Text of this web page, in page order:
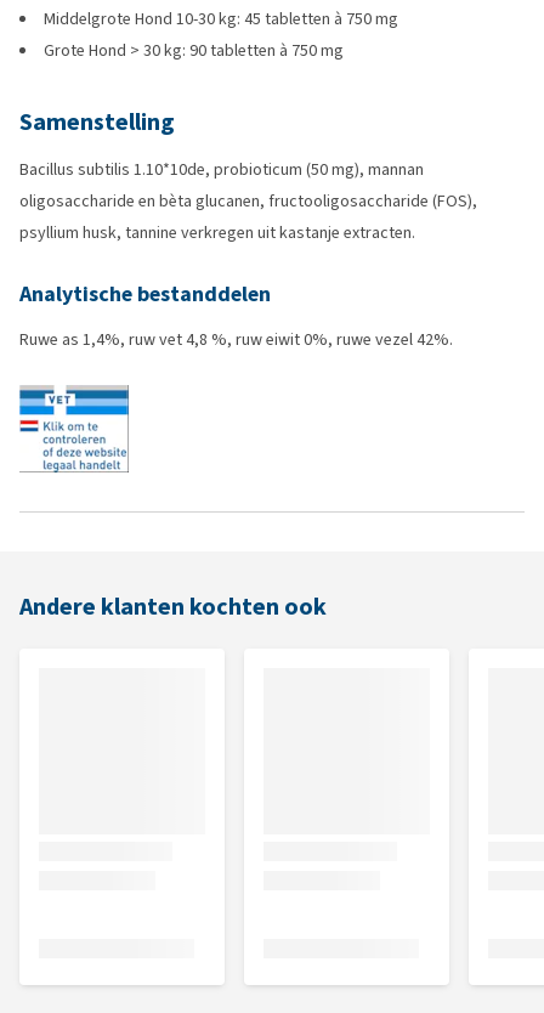
Middelgrote Hond 10-30 kg: 45 tabletten à 750 mg
Grote Hond > 30 kg: 90 tabletten à 750 mg
Samenstelling
Bacillus subtilis 1.10*10de, probioticum (50 mg), mannan
oligosaccharide en bèta glucanen, fructooligosaccharide (FOS),
psyllium husk, tannine verkregen uit kastanje extracten.
Analytische bestanddelen
Ruwe as 1,4%, ruw vet 4,8 %, ruw eiwit 0%, ruwe vezel 42%.
Andere klanten kochten ook